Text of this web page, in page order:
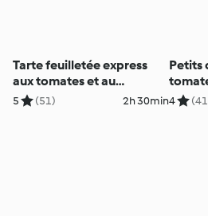
Tarte feuilletée express
aux tomates et au
parmesan
5 (51) 2h 30min
Petits
brebis
4